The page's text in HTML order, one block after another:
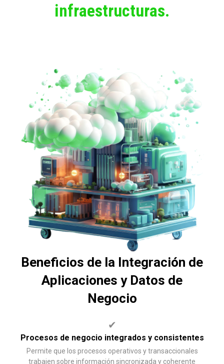
infraestructuras.
Beneficios de la Integración de
Aplicaciones y Datos de
Negocio
✔
Procesos de negocio integrados y consistentes
Permite que los procesos operativos y transaccionales
trabajen sobre información sincronizada y coherente